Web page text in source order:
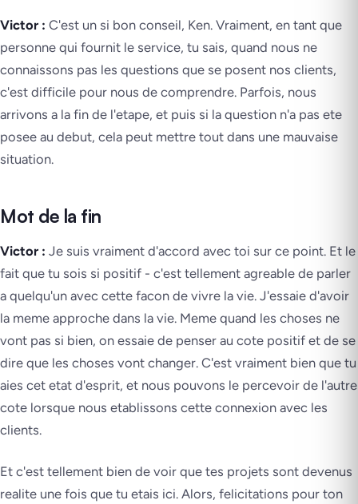
Victor : C'est un si bon conseil, Ken. Vraiment, en tant que
personne qui fournit le service, tu sais, quand nous ne
connaissons pas les questions que se posent nos clients,
c'est difficile pour nous de comprendre. Parfois, nous
arrivons a la fin de l'etape, et puis si la question n'a pas ete
posee au debut, cela peut mettre tout dans une mauvaise
situation.
Mot de la fin
Victor : Je suis vraiment d'accord avec toi sur ce point. Et le
fait que tu sois si positif - c'est tellement agreable de parler
a quelqu'un avec cette facon de vivre la vie. J'essaie d'avoir
la meme approche dans la vie. Meme quand les choses ne
vont pas si bien, on essaie de penser au cote positif et de se
dire que les choses vont changer. C'est vraiment bien que tu
aies cet etat d'esprit, et nous pouvons le percevoir de l'autre
cote lorsque nous etablissons cette connexion avec les
clients.
Et c'est tellement bien de voir que tes projets sont devenus
realite une fois que tu etais ici. Alors, felicitations pour ton